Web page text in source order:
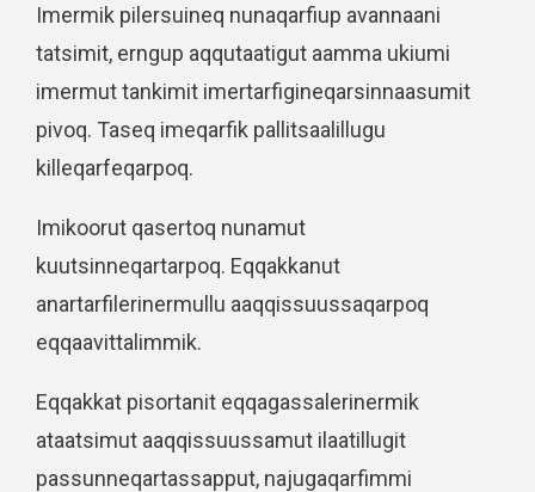
Imermik pilersuineq nunaqarfiup avannaani
tatsimit, erngup aqqutaatigut aamma ukiumi
imermut tankimit imertarfigineqarsinnaasumit
pivoq. Taseq imeqarfik pallitsaalillugu
killeqarfeqarpoq.
Imikoorut qasertoq nunamut
kuutsinneqartarpoq. Eqqakkanut
anartarfilerinermullu aaqqissuussaqarpoq
eqqaavittalimmik.
Eqqakkat pisortanit eqqagassalerinermik
ataatsimut aaqqissuussamut ilaatillugit
passunneqartassapput, najugaqarfimmi